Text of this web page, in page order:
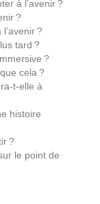
à l’avenir ?
?
?
tard ?
?
cela ?
t-elle à
histoire
?
le point de